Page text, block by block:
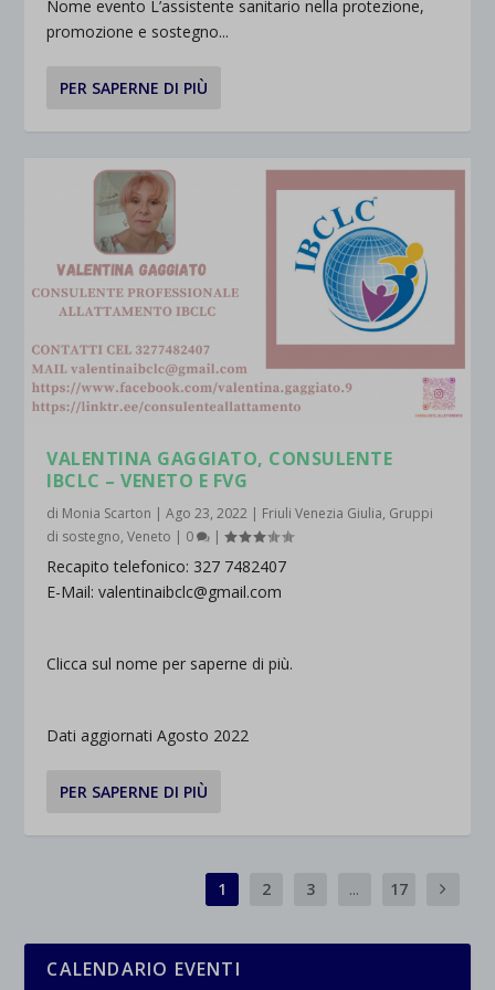
Nome evento L’assistente sanitario nella protezione,
promozione e sostegno...
PER SAPERNE DI PIÙ
VALENTINA GAGGIATO, CONSULENTE
IBCLC – VENETO E FVG
di Monia Scarton |Ago 23, 2022 | Friuli Venezia Giulia, Gruppi
di sostegno,Veneto | 0 |
Recapito telefonico: 327 7482407
E-Mail: valentinaibclc@gmail.com
Clicca sul nome per saperne di più.
Dati aggiornati Agosto 2022
PER SAPERNE DI PIÙ
1 2 3 ... 17
CALENDARIO EVENTI